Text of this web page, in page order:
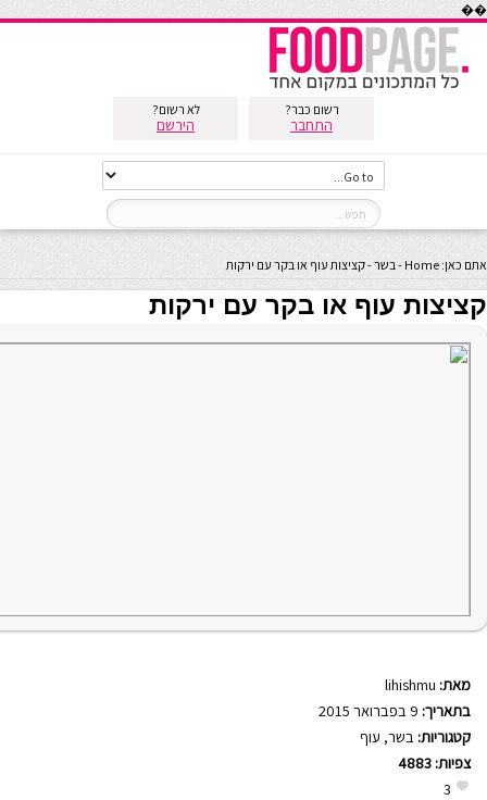
��
רשום כבר?
התחבר
לא רשום?
הירשם
אתם כאן: Home
-בשר-קציצות עוף או בקר עם ירקות
קציצות עוף או בקר עם ירקות
מאת: lihishmu
בתאריך:
קטגוריות: בשר, עוף
צפיות: 4883
3